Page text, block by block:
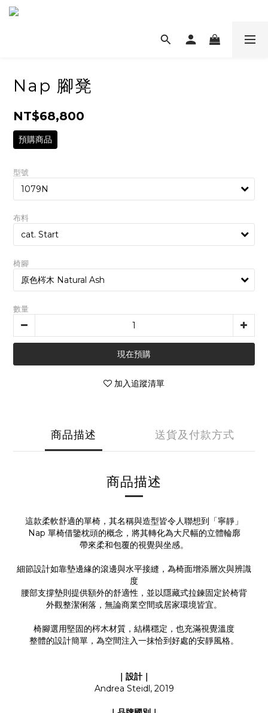
Nap 腳凳
NT$68,800
預購商品
型號
布料
椅腳
數量
現在預購
加入追蹤清單
商品描述 送貨及付款方式
商品描述
這款柔軟舒適的單椅，其名稱與造型皆令人聯想到「寧靜」
Nap 單椅借鑒枕頭的概念，將其轉化為大尺幅的立體輪廓
帶來柔和包覆的視覺與坐感。
細節設計如靠墊邊緣的滾邊與水平接縫，為椅面增添層次與辨識
度
腰部支撐墊則提供額外的舒適性，並以隱藏式拉鍊固定於椅背
外觀整潔俐落，無論商業空間或居家環境皆宜。
椅腳選用堅固的梣木材質，結構穩定，也充滿視覺溫度
整體的設計簡單，為空間注入一抹恰到好處的安靜風格。
｜設計｜
Andrea Steidl, 2019